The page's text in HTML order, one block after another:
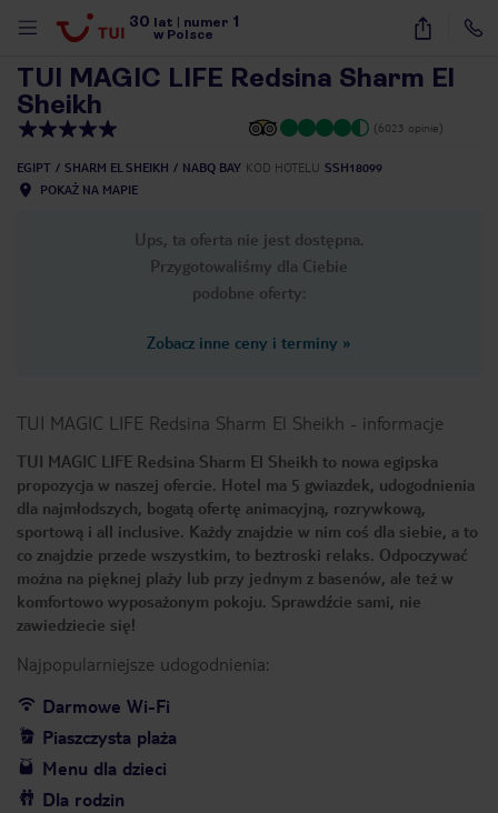
30 lat numer 1
w Polsce
63
TUI MAGIC LIFE Redsina Sharm El
Sheikh
(6023 opinie)
EGIPT SHARM EL SHEIKH NABQ BAY KOD HOTELU SSH18099
POKAŻ NA MAPIE
Ups, ta oferta nie jest dostępna.
Przygotowaliśmy dla Ciebie
podobne oferty:
Zobacz inne ceny i terminy »
TUI MAGIC LIFE Redsina Sharm El Sheikh - informacje
TUI MAGIC LIFE Redsina Sharm El Sheikh to nowa egipska
propozycja w naszej ofercie. Hotel ma 5 gwiazdek, udogodnienia
dla najmłodszych, bogatą ofertę animacyjną, rozrywkową,
sportową i all inclusive. Każdy znajdzie w nim coś dla siebie, a to
co znajdzie przede wszystkim, to beztroski relaks. Odpoczywać
można na pięknej plaży lub przy jednym z basenów, ale też w
komfortowo wyposażonym pokoju. Sprawdźcie sami, nie
zawiedziecie się!
Najpopularniejsze udogodnienia:
Darmowe Wi-Fi
Piaszczysta plaża
Menu dla dzieci
Dla rodzin